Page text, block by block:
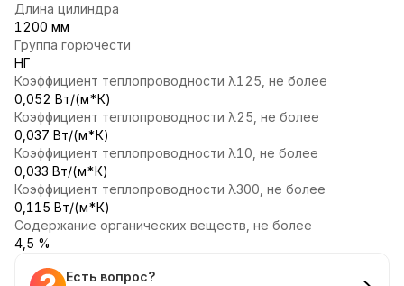
Длина цилиндра
1200 мм
Группа горючести
НГ
Коэффициент теплопроводности λ125, не более
0,052 Вт/(м*К)
Коэффициент теплопроводности λ25, не более
0,037 Вт/(м*К)
Коэффициент теплопроводности λ10, не более
0,033 Вт/(м*К)
Коэффициент теплопроводности λ300, не более
0,115 Вт/(м*К)
Содержание органических веществ, не более
4,5 %
Есть вопрос?